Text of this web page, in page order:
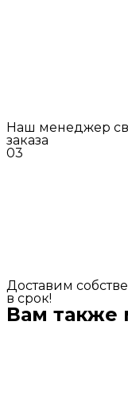
Наш менеджер
заказа
03
Доставим
в срок!
Вам также